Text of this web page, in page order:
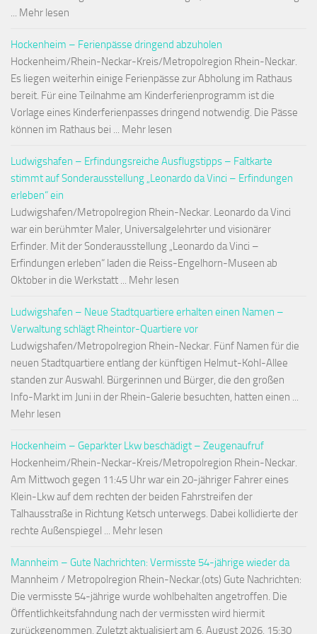
... Mehr lesen
Hockenheim – Ferienpässe dringend abzuholen
Hockenheim/Rhein-Neckar-Kreis/Metropolregion Rhein-Neckar.
Es liegen weiterhin einige Ferienpässe zur Abholung im Rathaus
bereit. Für eine Teilnahme am Kinderferienprogramm ist die
Vorlage eines Kinderferienpasses dringend notwendig. Die Pässe
können im Rathaus bei ... Mehr lesen
Ludwigshafen – Erfindungsreiche Ausflugstipps – Faltkarte
stimmt auf Sonderausstellung „Leonardo da Vinci – Erfindungen
erleben“ ein
Ludwigshafen/Metropolregion Rhein-Neckar. Leonardo da Vinci
war ein berühmter Maler, Universalgelehrter und visionärer
Erfinder. Mit der Sonderausstellung „Leonardo da Vinci –
Erfindungen erleben“ laden die Reiss-Engelhorn-Museen ab
Oktober in die Werkstatt ... Mehr lesen
Ludwigshafen – Neue Stadtquartiere erhalten einen Namen –
Verwaltung schlägt Rheintor-Quartiere vor
Ludwigshafen/Metropolregion Rhein-Neckar. Fünf Namen für die
neuen Stadtquartiere entlang der künftigen Helmut-Kohl-Allee
standen zur Auswahl. Bürgerinnen und Bürger, die den großen
Info-Markt im Juni in der Rhein-Galerie besuchten, hatten einen ...
Mehr lesen
Hockenheim – Geparkter Lkw beschädigt – Zeugenaufruf
Hockenheim/Rhein-Neckar-Kreis/Metropolregion Rhein-Neckar.
Am Mittwoch gegen 11:45 Uhr war ein 20-jähriger Fahrer eines
Klein-Lkw auf dem rechten der beiden Fahrstreifen der
Talhausstraße in Richtung Ketsch unterwegs. Dabei kollidierte der
rechte Außenspiegel ... Mehr lesen
Mannheim – Gute Nachrichten: Vermisste 54-jährige wieder da
Mannheim / Metropolregion Rhein-Neckar.(ots) Gute Nachrichten:
Die vermisste 54-jährige wurde wohlbehalten angetroffen. Die
Öffentlichkeitsfahndung nach der vermissten wird hiermit
zurückgenommen. Zuletzt aktualisiert am 6. August 2026, 15:30